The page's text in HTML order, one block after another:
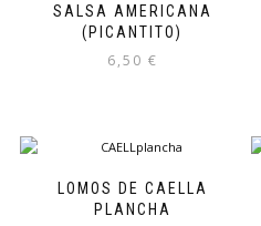
SALSA AMERICANA
(PICANTITO)
6,50 €
LOMOS DE CAELLA
PLANCHA